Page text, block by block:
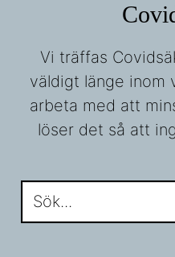
Vi träffas
väldigt länge inom
arbeta med att
löser det så att
Sök...